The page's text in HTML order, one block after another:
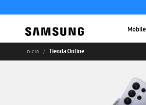
Mobile
Inicio Tienda Online